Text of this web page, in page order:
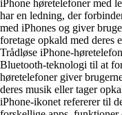
iPhone høretelefoner med
har en ledning, der
med iPhones og giver
foretage opkald med deres
Trådløse iPhone-
Bluetooth-teknologi til at
høretelefoner giver
deres musik eller tager
iPhone-ikonet refererer til